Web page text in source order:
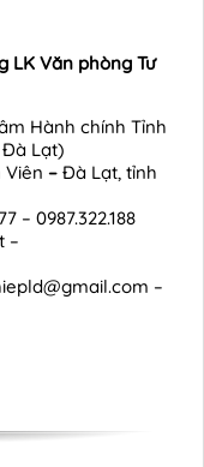
LK Văn phòng Tư
Hành chính Tỉnh
Đà Lạt)
Viên – Đà Lạt, tỉnh
– 0987.322.188
–
–